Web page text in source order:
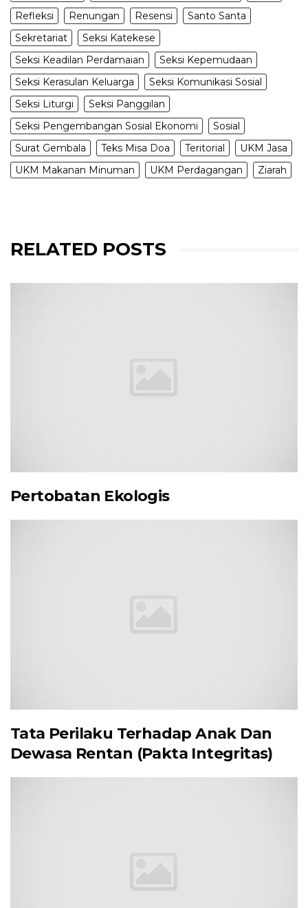
Refleksi
Renungan Resensi
Santo Santa
Sekretariat
Seksi Katekese
Seksi Keadilan Perdamaian
Seksi Kepemudaan
Seksi Kerasulan Keluarga
Seksi Komunikasi Sosial
Seksi Liturgi
Seksi Panggilan
Seksi Pengembangan Sosial Ekonomi
Sosial
Surat Gembala
Teks Misa Doa Teritorial
UKM Jasa
UKM Makanan Minuman
UKM Perdagangan Ziarah
RELATED POSTS
Pertobatan Ekologis
Tata Perilaku Terhadap Anak Dan
Dewasa Rentan (Pakta Integritas)